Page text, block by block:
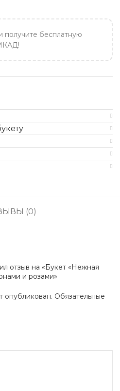
получите бесплатную
(0)
отзыв на «Букет «Нежная
и розами»
опубликован. Обязательные